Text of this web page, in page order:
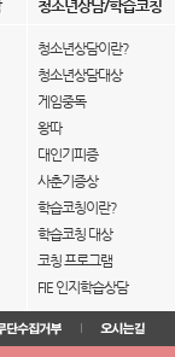
청소년상담/학습코칭
청소년상담이란?
청소년상담대상
게임중독
왕따
대인기피증
사춘기증상
학습코칭이란?
학습코칭 대상
코칭 프로그램
FIE 인지학습상담